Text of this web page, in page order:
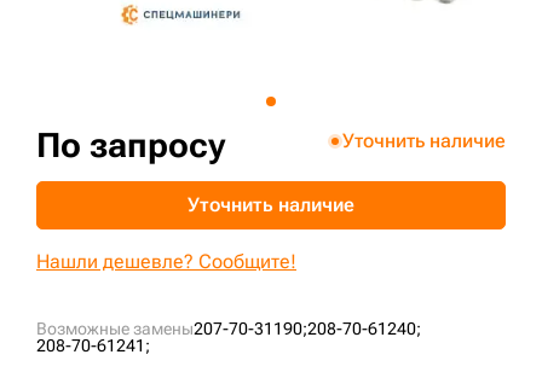
Возможные замены207-70-31190;208-70-61240;
208-70-61241;
По запросу Уточнить наличие
Уточнить наличие
Нашли дешевле? Сообщите!
sksale@skdst.ru